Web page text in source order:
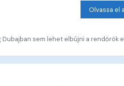
Olvassa el
Dubajban sem lehet elbújni a rendőrök